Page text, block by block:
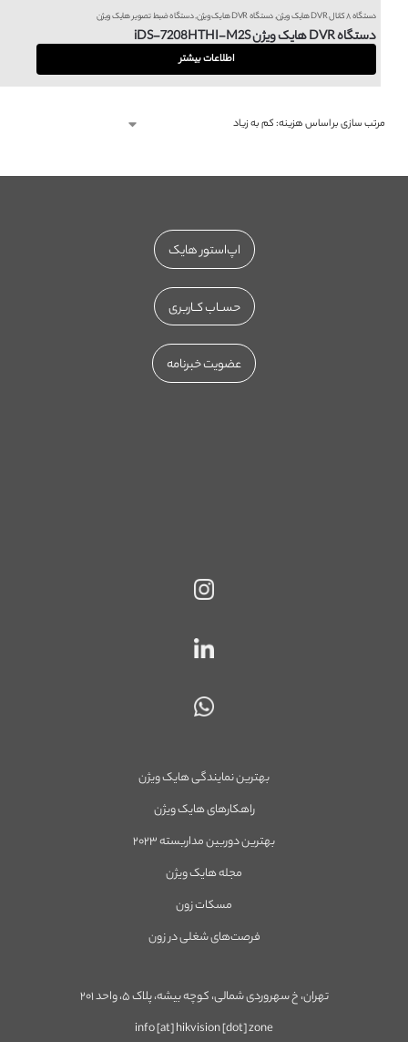
دستگاه ۸ کانال DVR هایک ویژن ,دستگاه DVR هایک ویژن ,دستگاه ضبط تصویر هایک ویژن
دستگاه DVR هایک ویژن iDS-7208HTHI-M2S
اطلاعات بیشتر
تهران، خ سهروردی شمالی، کوچه بیشه، پلاک ۵، واحد ۲۰۱
info [at] hikvision [dot] zone
بهترین نمایندگی هایک ویژن
راهکارهای هایک ویژن
بهترین دوربین مداربسته ۲۰۲۳
مجله هایک ویژن
مسکات زون
فرصت‌های شغلی در زون
اپ‌استور هایک
حســاب کــاربری
عضویت خبرنامه